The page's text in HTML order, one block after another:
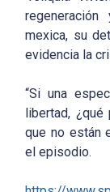
mexica, su
evidencia la
“Si una
libertad,
que no están
el episodio.